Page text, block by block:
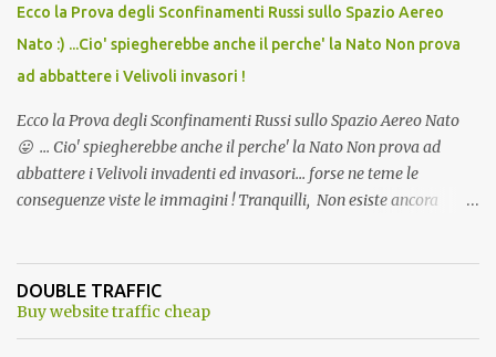
Ecco la Prova degli Sconfinamenti Russi sullo Spazio Aereo
Nato :) ...Cio' spiegherebbe anche il perche' la Nato Non prova
ad abbattere i Velivoli invasori !
Ecco la Prova degli Sconfinamenti Russi sullo Spazio Aereo Nato
😛 ... Cio' spiegherebbe anche il perche' la Nato Non prova ad
abbattere i Velivoli invadenti ed invasori... forse ne teme le
conseguenze viste le immagini ! Tranquilli, Non esiste ancora
ancora una fantasia Nato o forse una "False Flag", per provocare
una guerra mondiale che difficilmente da menti sane, potrebbe
DOUBLE TRAFFIC
Buy website traffic cheap